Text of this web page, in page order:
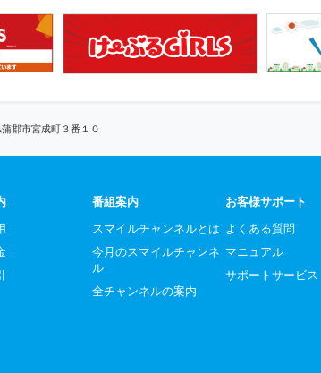
郡市宮成町３番１０
番組案内
スマイルチャンネルとは
今月のスマイルチャンネ
ル
全チャンネルの案内
お客様サポート
よくある質問
マニュアル
サポートサービス